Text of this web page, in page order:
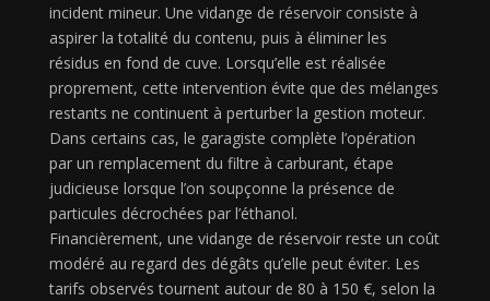
incident mineur. Une vidange de réservoir consiste à
aspirer la totalité du contenu, puis à éliminer les
résidus en fond de cuve. Lorsqu’elle est réalisée
proprement, cette intervention évite que des mélanges
restants ne continuent à perturber la gestion moteur.
Dans certains cas, le garagiste complète l’opération
par un remplacement du filtre à carburant, étape
judicieuse lorsque l’on soupçonne la présence de
particules décrochées par l’éthanol.
Financièrement, une vidange de réservoir reste un coût
modéré au regard des dégâts qu’elle peut éviter. Les
tarifs observés tournent autour de 80 à 150 €, selon la